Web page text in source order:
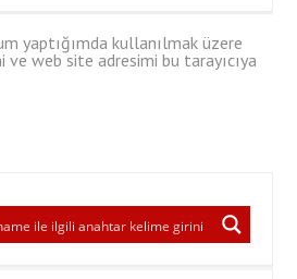
yaptığımda kullanılmak üzere
ve web site adresimi bu tarayıcıya